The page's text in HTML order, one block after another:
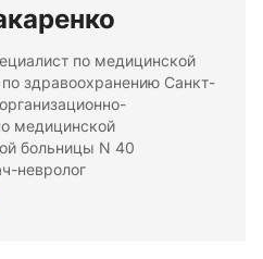
по медицинской
здравоохранению Санкт-
медицинской
больницы N 40
невролог